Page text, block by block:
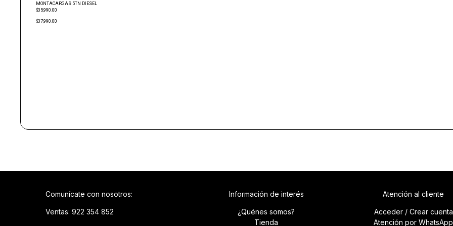
MONTACARGAS 5TN DIESEL
$35,990.00
$37,990.00
Comunícate con nosotros:
Ventas: 922 354 852
Información de interés
¿Quénes somos?
Tienda
Atención al cliente
Acceder / Crear cuenta
Atención por WhatsApp